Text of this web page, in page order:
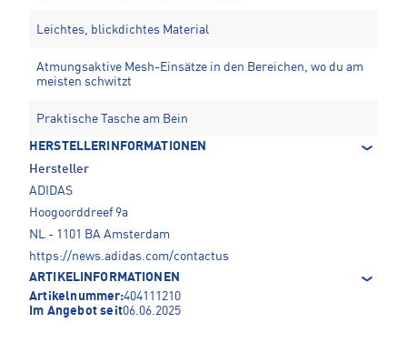
Leichtes, blickdichtes Material
Atmungsaktive Mesh-Einsätze in den Bereichen, wo du am
meisten schwitzt
Praktische Tasche am Bein
HERSTELLERINFORMATIONEN
Hersteller
ADIDAS
Hoogoorddreef 9a
NL - 1101 BA Amsterdam
https://news.adidas.com/contactus
ARTIKELINFORMATIONEN
Artikelnummer:404111210
Im Angebot seit06.06.2025